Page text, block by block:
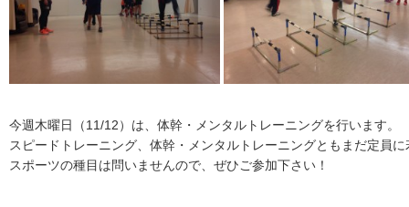
今週木曜日（11/12）は、体幹・メンタルトレーニングを行います。
スピードトレーニング、体幹・メンタルトレーニングともまだ定員
スポーツの種目は問いませんので、ぜひご参加下さい！